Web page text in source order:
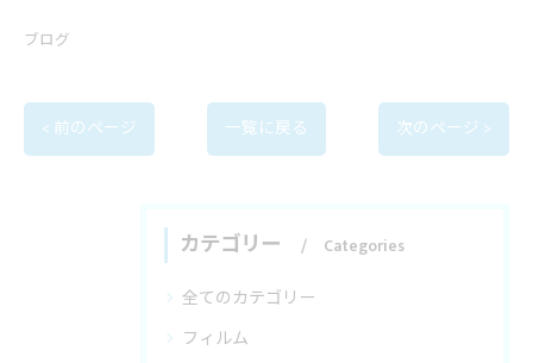
ブログ
< 前のページ 一覧に戻る 次のページ >
カテゴリー Categories
全てのカテゴリー
フィルム